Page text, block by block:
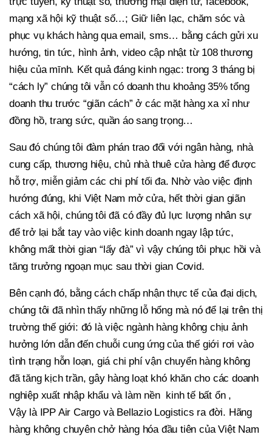
mạng xã hội kỹ thuật số…; Giữ liên lạc, chăm sóc và
phục vụ khách hàng qua email, sms… bằng cách gửi xu
hướng, tin tức, hình ảnh, video cập nhật từ 108 thương
hiệu của mīnh. Kết quả đáng kinh ngạc: trong 3 tháng bị
“cách ly” chúng tôi vẫn có doanh thu khoảng 35% tổng
doanh thu trước “giãn cách” ở các mặt hàng xa xỉ như
đồng hồ, trang sức, quần áo sang trọng…
Sau đó chúng tôi đàm phán trao đổi với ngân hàng, nhà
cung cấp, thương hiệu, chủ nhà thuê cửa hàng để được
hỗ trợ, miễn giảm các chi phí tối đa. Nhờ vào việc định
hướng đúng, khi Việt Nam mở cửa, hết thời gian giãn
cách xã hội, chúng tôi đã có đầy đủ lực lượng nhân sự
để trở lại bắt tay vào việc kinh doanh ngay lập tức,
không mất thời gian “lấy đà” vì vậy chúng tôi phục hồi và
tăng trưởng ngoạn mục sau thời gian Covid.
Bên cạnh đó, bằng cách chấp nhận thực tế của đại dịch,
chúng tôi đã nhìn thấy những lỗ hổng mà nó để lại trên thị
trường thế giới: đó là việc ngành hàng không chịu ảnh
hưởng lớn dẫn đến chuỗi cung ứng của thế giới rơi vào
tình trạng hỗn loạn, giá chi phí vận chuyển hàng không
đã tăng kịch trần, gây hàng loạt khó khăn cho các doanh
nghiệp xuất nhập khẩu và làm nền kinh tế bất ổn ,
Vậy là IPP Air Cargo và Bellazio Logistics ra đời. Hãng
hàng không chuyên chở hàng hóa đầu tiên của Việt Nam